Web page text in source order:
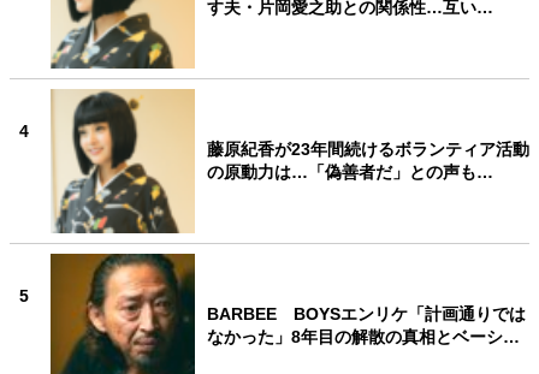
す夫・片岡愛之助との関係性…互い…
4
藤原紀香が23年間続けるボランティア活動
の原動力は…「偽善者だ」との声も…
5
BARBEE BOYSエンリケ「計画通りでは
なかった」8年目の解散の真相とベーシ…